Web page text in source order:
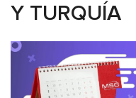
Y TURQUÍA